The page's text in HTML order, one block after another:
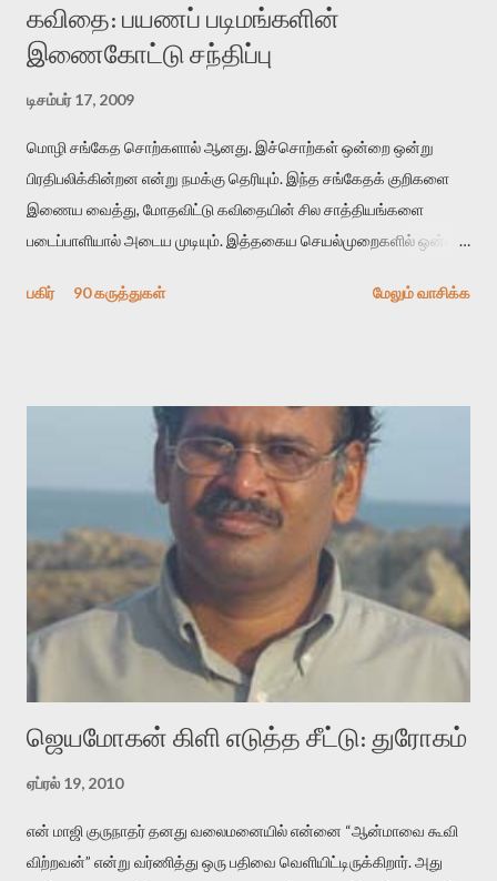
கவிதை: பயணப் படிமங்களின்
இணைகோட்டு சந்திப்பு
டிசம்பர் 17, 2009
மொழி சங்கேத சொற்களால் ஆனது. இச்சொற்கள் ஒன்றை ஒன்று
பிரதிபலிக்கின்றன என்று நமக்கு தெரியும். இந்த சங்கேதக் குறிகளை
இணைய வைத்து, மோதவிட்டு கவிதையின் சில சாத்தியங்களை
படைப்பாளியால் அடைய முடியும். இத்தகைய செயல்முறைகளில் ஒன்றை
காலத்தில் ஜாலவித்தைக்காரர்கள் வந்து போன பின் அவர்களின்
அதிகமாக்கும். கொல்லாது. ஒரு கனவை மீட்டெடுப்பதன் நோக்கம்
என்னவாக இருக்கும்? கவிதையின் அரூப இயக்கத்தை பொதுவயமாக
வடிக்க முயல்வதும் அதற்கே. கோயில் கருவறையின்
மென்வெளிச்சத்தில் நுண்பேசியின் படக்கருவியை இயக்கி சாத்தி
வைத்து விட்டு இயக்கத்தை அறிவோம். அறிதல் அபச்சாரமில்லை.
பயணப் படிமம் என்பது காக்னிடிவ் பொயடிக்ஸ் எனும் சமகால
விமர்சனத்தின் ஒரு முக்கிய கருவி. இக்கருவியை மனுஷ்யபுத்திரனின்
“காலை வணக்கங்கள்” எனும் ஒரு கவிதையில் சொருகப் போகிறோம்.
முதலில் கருவியை பழகுவோம். அன்றாட மொழியில் ஒன்று ம...
பகிர் 90 கருத்துகள் மேலும் வாசிக்க
ஜெயமோகன் கிளி எடுத்த சீட்டு: துரோகம்
ஏப்ரல் 19, 2010
என் மாஜி குருநாதர் தனது வலைமனையில் என்னை “ஆன்மாவை கூவி
விற்றவன்” என்று வர்ணித்து ஒரு பதிவை வெளியிட்டிருக்கிறார். அது